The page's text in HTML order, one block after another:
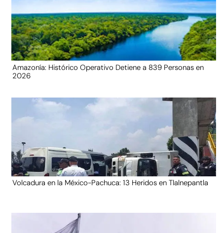
Amazonía: Histórico Operativo Detiene a 839 Personas en
2026
Volcadura en la México-Pachuca: 13 Heridos en Tlalnepantla